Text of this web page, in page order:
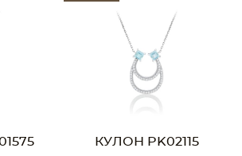
КУЛОН PK02115